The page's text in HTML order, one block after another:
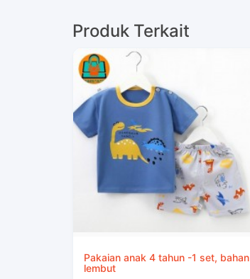
Produk Terkait
Pakaian anak 4 tahun -1 set, bahan
lembut